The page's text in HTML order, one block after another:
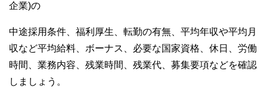
企業)の
中途採用条件、福利厚生、転勤の有無、平均年収や平均月
収など平均給料、ボーナス、必要な国家資格、休日、労働
時間、業務内容、残業時間、残業代、募集要項などを確認
しましょう。